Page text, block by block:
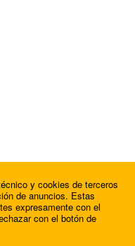
y cookies de terceros
de anuncios. Estas
expresamente con el
con el botón de